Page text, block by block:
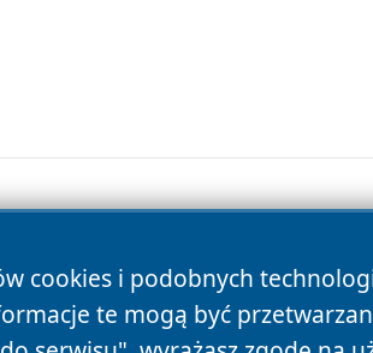
cookies i podobnych
te mogą być